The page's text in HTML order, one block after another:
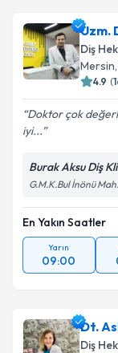
Uzm.
Diş
Mersin
4.9 (
Doktor çok
iyi...
Burak Aksu Diş
G.M.K.Bul İnönü
En Yakın Saatler
Yarın
09:00
Dt.
Diş